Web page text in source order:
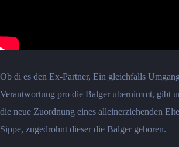
Ob di es den Ex-Partner, Ein gleichfalls
Verantwortung pro die Balger ubernimmt, gibt
die neue Zuordnung eines alleinerziehenden
Sippe, zugedrohnt dieser die Balger gehoren.